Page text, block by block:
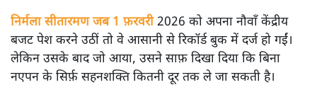
सतीश झा
मोदी सरकार का बजट 2026 बड़े बदलाव का वादा करता दिखता है,